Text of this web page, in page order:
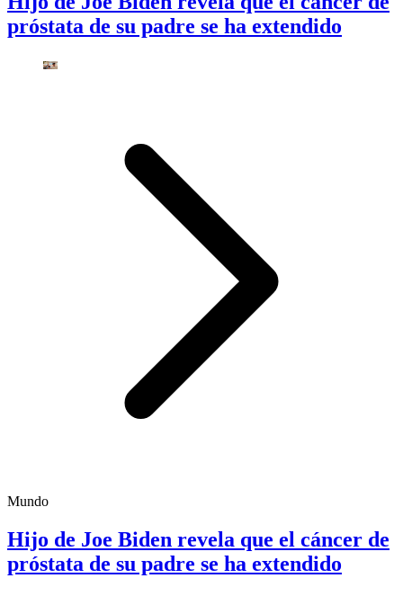
próstata de su padre se ha extendido
Mundo
Hijo de Joe Biden revela que el cáncer de
próstata de su padre se ha extendido